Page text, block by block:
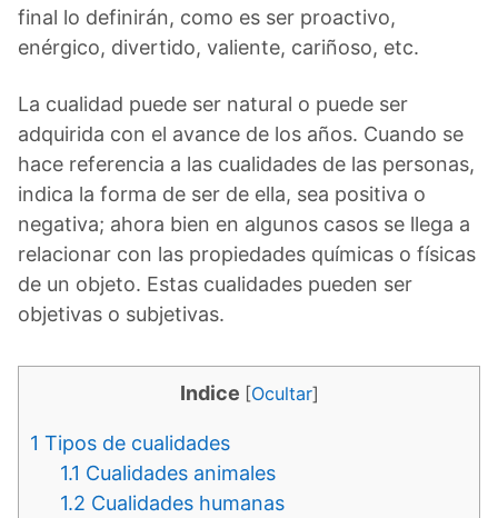
final lo definirán, como es ser proactivo,
enérgico, divertido, valiente, cariñoso, etc.
La cualidad puede ser natural o puede ser
adquirida con el avance de los años. Cuando se
hace referencia a las cualidades de las personas,
indica la forma de ser de ella, sea positiva o
negativa; ahora bien en algunos casos se llega a
relacionar con las propiedades químicas o físicas
de un objeto. Estas cualidades pueden ser
objetivas o subjetivas.
Indice [Ocultar]
1 Tipos de cualidades
1.1 Cualidades animales
1.2 Cualidades humanas